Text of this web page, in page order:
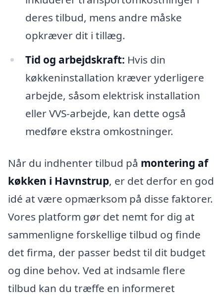
deres tilbud, mens andre måske
opkræver dit i tillæg.
Tid og arbejdskraft: Hvis din
køkkeninstallation kræver yderligere
arbejde, såsom elektrisk installation
eller VVS-arbejde, kan dette også
medføre ekstra omkostninger.
Når du indhenter tilbud på montering af
køkken i Havnstrup, er det derfor en god
idé at være opmærksom på disse faktorer.
Vores platform gør det nemt for dig at
sammenligne forskellige tilbud og finde
det firma, der passer bedst til dit budget
og dine behov. Ved at indsamle flere
tilbud kan du træffe en informeret